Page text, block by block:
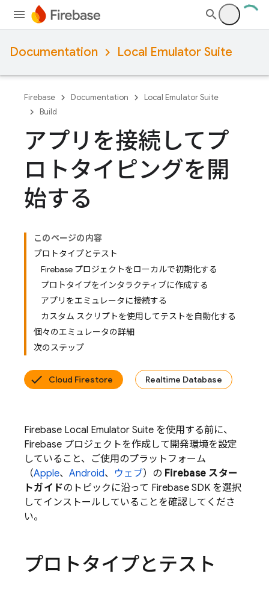
Documentation Local Emulator Suite
Firebase Documentation
Local Emulator Suite
Build
アプリを接続してプ
ロトタイピングを開
始する
このページの内容
プロトタイプとテスト
Firebase プロジェクトをローカルで初期化する
プロトタイプをインタラクティブに作成する
アプリをエミュレータに接続する
カスタム スクリプトを使用してテストを自動化する
個々のエミュレータの詳細
次のステップ
Cloud Firestore Realtime Database
Firebase Local Emulator Suite を使用する前に、
Firebase プロジェクトを作成して開発環境を設定
していること、ご使用のプラットフォーム
（Apple、 Android、 ウェブ）の Firebase スター
トガイドのトピックに沿って Firebase SDK を選択
してインストールしていることを確認してくださ
い。
プロトタイプとテスト